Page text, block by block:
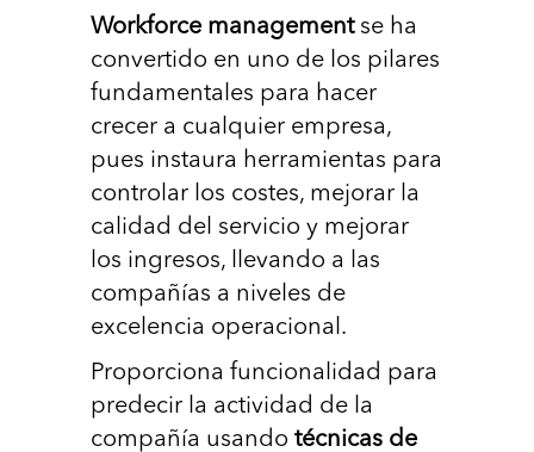
Workforce managementse ha
convertido en uno de los pilares
fundamentales para hacer
crecer a cualquier empresa,
pues instaura herramientas para
controlar los costes, mejorar la
calidad del servicio y mejorar
los ingresos, llevando a las
compañías a niveles de
excelencia operacional.
Proporciona funcionalidad para
predecir la actividad de la
compañía usando técnicas de